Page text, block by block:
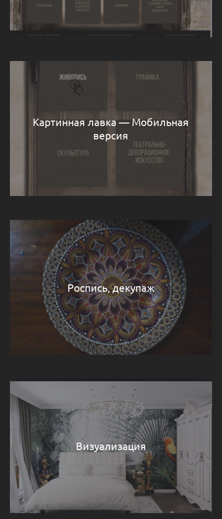
Картинная лавка — Мобильная
версия
Роспись, декупаж
Визуализация